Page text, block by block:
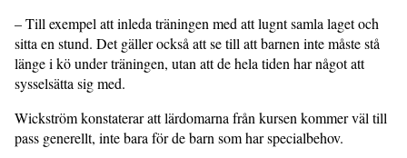
– Till exempel att inleda träningen med att lugnt samla laget och
sitta en stund. Det gäller också att se till att barnen inte måste stå
länge i kö under träningen, utan att de hela tiden har något att
sysselsätta sig med.
Wickström konstaterar att lärdo­marna från kursen kommer väl till
pass generellt, inte bara för de barn som har specialbehov.